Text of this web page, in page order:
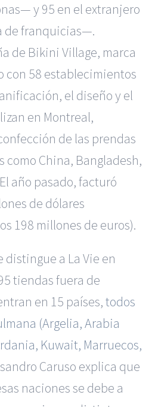
y 95 en el extranjero
de franquicias—.
de Bikini Village, marca
con 58 establecimientos
el diseño y el
en Montreal,
de las prendas
como China, Bangladesh,
año pasado, facturó
de dólares
198 millones de euros).
distingue a La Vie en
tiendas fuera de
en 15 países,todos
(Argelia, Arabia
Kuwait, Marruecos,
Caruso explica que
naciones se debe a